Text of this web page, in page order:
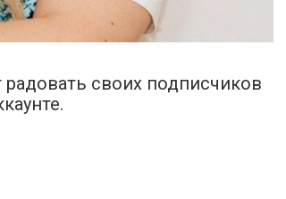
радовать своих подписчиков